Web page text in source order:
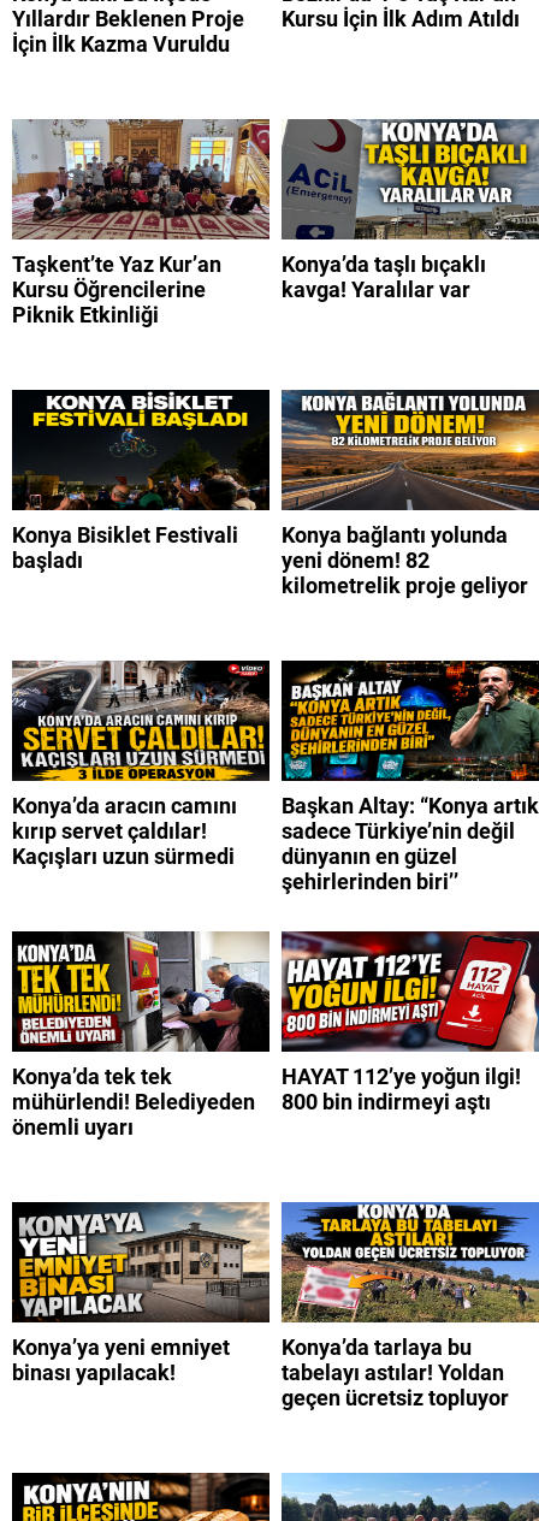
Yıllardır Beklenen Proje
İçin İlk Kazma Vuruldu
Kursu İçin İlk Adım Atıldı
Taşkent’te Yaz Kur’an
Kursu Öğrencilerine
Piknik Etkinliği
Konya’da taşlı bıçaklı
kavga! Yaralılar var
Konya Bisiklet Festivali
başladı
Konya bağlantı yolunda
yeni dönem! 82
kilometrelik proje geliyor
Konya’da aracın camını
kırıp servet çaldılar!
Kaçışları uzun sürmedi
Başkan Altay: “Konya artık
sadece Türkiye’nin değil
dünyanın en güzel
şehirlerinden biri’’
Konya’da tek tek
mühürlendi! Belediyeden
önemli uyarı
HAYAT 112’ye yoğun ilgi!
800 bin indirmeyi aştı
Konya’ya yeni emniyet
binası yapılacak!
Konya’da tarlaya bu
tabelayı astılar! Yoldan
geçen ücretsiz topluyor